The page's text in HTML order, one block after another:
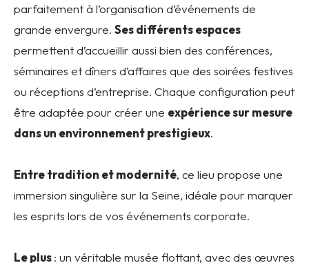
parfaitement à l’organisation d’événements de
grande envergure. Ses différents espaces
permettent d’accueillir aussi bien des conférences,
séminaires et dîners d’affaires que des soirées festives
ou réceptions d’entreprise. Chaque configuration peut
être adaptée pour créer une expérience sur mesure
dans un environnement prestigieux.
Entre tradition et modernité, ce lieu propose une
immersion singulière sur la Seine, idéale pour marquer
les esprits lors de vos événements corporate.
Le plus: un véritable musée flottant, avec des œuvres